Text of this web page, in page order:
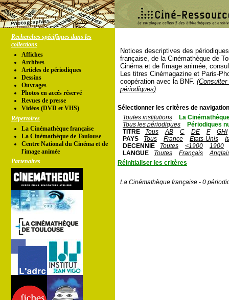
Recherches spécifiques dans les
collections
Affiches
Archives
Articles de périodiques
Dessins
Ouvrages
Photos en accés réservé
Revues de presse
Vidéos (DVD et VHS)
Répertoires
La Cinémathèque française
La Cinémathèque de Toulouse
Centre National du Cinéma et de
l'image animée
Partenaires
Notices descriptives des
française, de la Cinémathèque de
Cinéma et de l'image animée,
Les titres Cinémagazine et Paris-
coopération avec la BNF.
périodiques)
Sélectionner les critères de
Toutes institutions
La
Tous les périodiques
Périodiques
TITRE
Tous AB C DE F
GHI
PAYS
Tous France Etats-Unis
DECENNIE
Toutes <1900
1900
LANGUE
Toutes Français
Réinitialiser les critères
La Cinémathèque française - 0